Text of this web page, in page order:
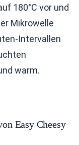
180°C vor und
Mikrowelle
Intervallen
warm.
Easy Cheesy